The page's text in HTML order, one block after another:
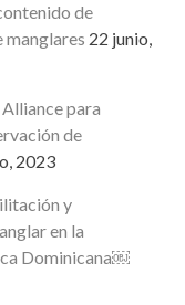
de
manglares 22 junio,
para
de
2023
y
en la
Dominicana￼